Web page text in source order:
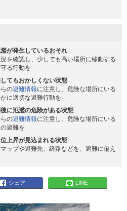
が発生しているおそれ
を確認し、少しでも高い場所に移動する
る行動を
てもおかしくない状態
の避難情報に注意し、危険な場所にいる
に適切な避難行動を
に氾濫の危険がある状態
の避難情報に注意し、危険な場所にいる
避難を
上昇が見込まれる状態
ップや避難先、経路などを、避難に備え
シェア LINE